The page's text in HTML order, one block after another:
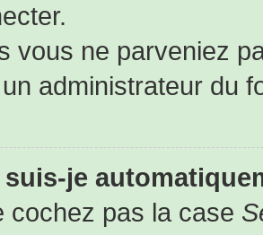
vous ne parveniez
administrateur du
je
cochez pas la case